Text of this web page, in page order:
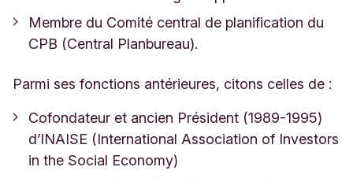
Membre du Comité central de planification du
CPB (Central Planbureau).
Parmi ses fonctions antérieures, citons celles de :
Cofondateur et ancien Président (1989-1995)
d’INAISE (International Association of Investors
in the Social Economy)